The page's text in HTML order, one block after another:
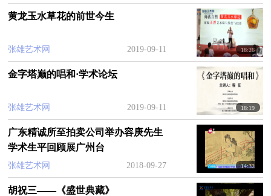
艺术品鉴定、收藏等模块，并推出“张雄艺术APP”
，日均浏览量高达几千万人次。经过几年的厚积薄
发，已在线上线下成功举办了上千场知名艺术家、
收藏家、艺术机构的展览和大型活动。
公司总部设在厦门，立足中国、辐射全球，在
全国各地建立了多个分站。
荣获厦门文化产业卓越企业30强、筼筜文创经
济带首批领军企业、“2016互联网+艺术创新平台”奖
项，和“2016厦门经济十大金字招牌”，成为厦门文创
经济的领军企业。
黄龙玉水草花的前世今生
张雄艺术网 2019-09-11 18:26
金字塔巅的唱和·学术论坛
张雄艺术网 2019-09-11 18:19
广东精诚所至拍卖公司举办容庚先生
学术生平回顾展广州台
张雄艺术网 2018-09-27 14:32
胡祝三——《盛世典藏》